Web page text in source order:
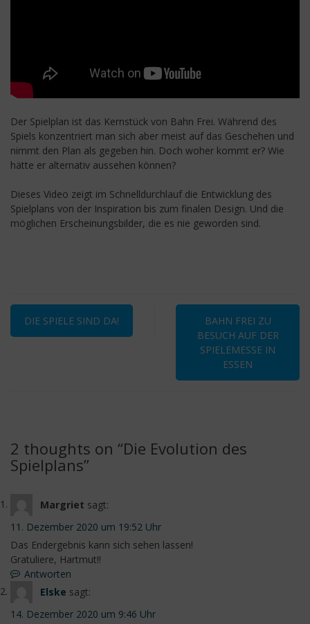
Der Spielplan ist das Kernstück von Bahn Frei. Während des
Spiels konzentriert man sich aber meist auf das Geschehen und
nimmt den Plan als gegeben hin. Doch woher kommt er? Wie
hätte er alternativ aussehen können?
Dieses Video zeigt im Schnelldurchlauf die Entwicklung des
Spielplans von der Inspiration bis zum finalen Design. Und die
möglichen Erscheinungsbilder, die es nie geworden sind.
Beitragsnavigation
DIE SPIELE SIND DA!
BAHN FREI ZU
BESUCH AUF DER
SPIELEMESSE IN
ESSEN
2 thoughts on “Die Evolution des
Spielplans”
Margriet sagt:
11. Dezember 2020 um 19:52 Uhr
Das Endergebnis kann sich sehen lassen!
Gratuliere, Hartmut!!
Antworten
Elske sagt:
14. Dezember 2020 um 9:46 Uhr